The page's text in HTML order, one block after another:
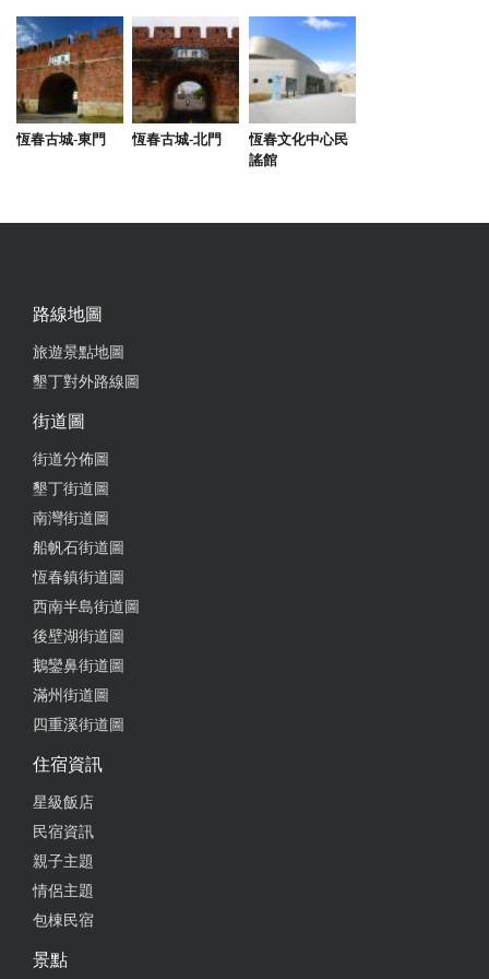
2024-01-15 17:28:59
有提供食材代訂代收的部分覺得很友善 管家很親切，
有附早餐可以選擇素食的很不錯！ 重點是游泳池跟麻
將！！！可以跟朋友嗨到不行！
適合成群的朋友們前往，不管是聊天、玩遊戲、烤肉
都非常讚！在這裡度過了療癒的周末。
環境很舒適、設施也很齊全，跟朋友在這裡玩得很盡
興，希望以後有機會能再來住。
今年中秋連假選擇包棟，一共12人加兩隻狗，廚房寬
敞、設備俱全，可以煮咖啡、有大烤箱、還有烤肉爐
可使用，房間也很乾淨，客廳是投影機播放，孩子自
己帶switch 去，使用大螢幕玩更棒！客廳空間也很舒
好吃，飲料直接裝兩壺給我們，很大方！停車也很方
便，下次如果想去恆春包棟還是會再訂日造！
恆春古城-東門 恆春古城-北門
恆春文化中心民
謠館
路線地圖
旅遊景點地圖
墾丁對外路線圖
街道圖
街道分佈圖
墾丁街道圖
南灣街道圖
船帆石街道圖
恆春鎮街道圖
西南半島街道圖
後壁湖街道圖
鵝鑾鼻街道圖
滿州街道圖
四重溪街道圖
住宿資訊
星級飯店
民宿資訊
親子主題
情侶主題
包棟民宿
景點